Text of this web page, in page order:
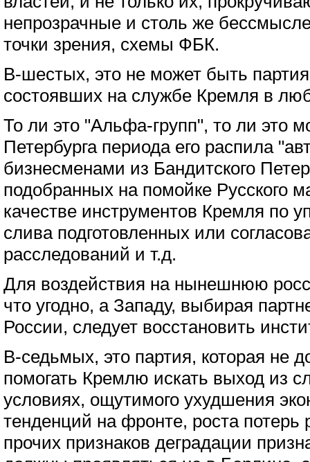
непрозрачные и столь же
точки зрения, схемы ФБК.
В-шестых, это не может быть
состоявших на службе Кремля в
То ли это "Альфа-групп", то ли это
Петербурга периода его распила
бизнесменами из Бандитского
подобранных на помойке Русского
качестве инструментов Кремля по
слива подготовленных или
расследований и т.д.
Для воздействия на нынешнюю
что угодно, а Западу, выбирая
России, следует восстановить
В-седьмых, это партия, которая не
помогать Кремлю искать выход из
условиях, ощутимого ухудшения
тенденций на фронте, роста потерь
прочих признаков деградации